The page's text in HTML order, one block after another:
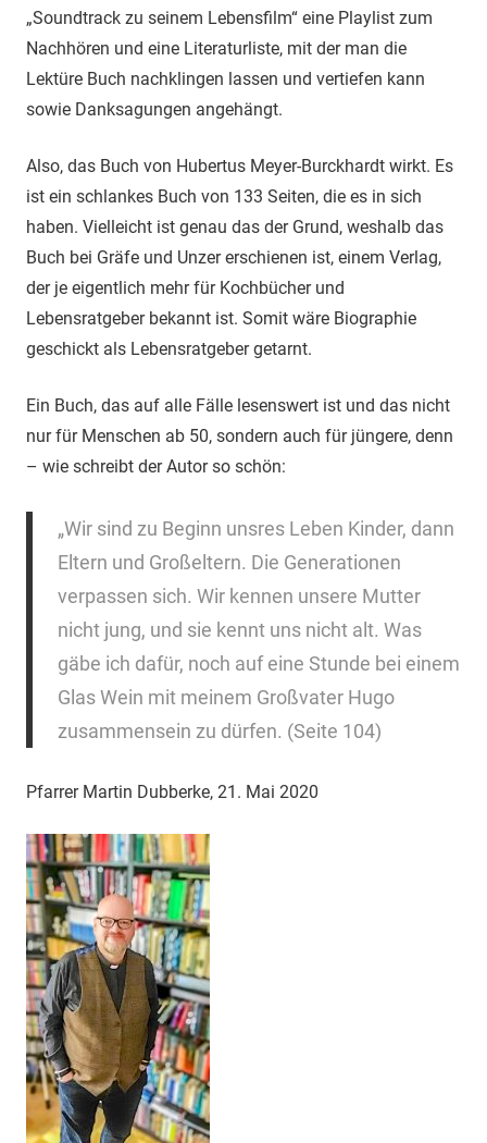
„Soundtrack zu seinem Lebensfilm“ eine Playlist zum
Nachhören und eine Literaturliste, mit der man die
Lektüre Buch nachklingen lassen und vertiefen kann
sowie Danksagungen angehängt.
Also, das Buch von Hubertus Meyer-Burckhardt wirkt. Es
ist ein schlankes Buch von 133 Seiten, die es in sich
haben. Vielleicht ist genau das der Grund, weshalb das
Buch bei Gräfe und Unzer erschienen ist, einem Verlag,
der je eigentlich mehr für Kochbücher und
Lebensratgeber bekannt ist. Somit wäre Biographie
geschickt als Lebensratgeber getarnt.
Ein Buch, das auf alle Fälle lesenswert ist und das nicht
nur für Menschen ab 50, sondern auch für jüngere, denn
– wie schreibt der Autor so schön:
„Wir sind zu Beginn unsres Leben Kinder, dann
Eltern und Großeltern. Die Generationen
verpassen sich. Wir kennen unsere Mutter
nicht jung, und sie kennt uns nicht alt. Was
gäbe ich dafür, noch auf eine Stunde bei einem
Glas Wein mit meinem Großvater Hugo
zusammensein zu dürfen. (Seite 104)
Pfarrer Martin Dubberke, 21. Mai 2020